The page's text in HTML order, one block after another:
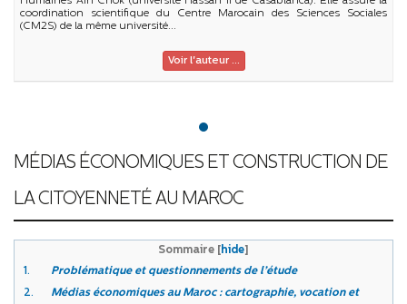
coordination scientifique du Centre Marocain des Sciences Sociales
(CM2S) de la même université...
Voir l'auteur ...
MÉDIAS ÉCONOMIQUES ET CONSTRUCTION DE
LA CITOYENNETÉ AU MAROC
Sommaire [hide]
1.
Problématique et questionnements de l’étude
2.
Médias économiques au Maroc : cartographie, vocation et